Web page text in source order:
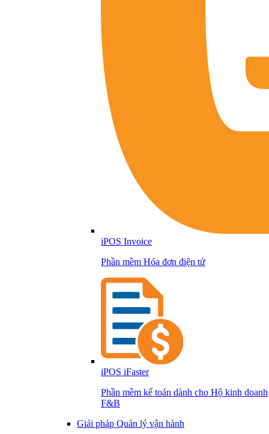
iPOS Invoice
Phần mềm Hóa đơn điện tử
iPOS iFaster
Phần mềm kế toán dành cho Hộ kinh doanh
F&B
Giải pháp Quản lý vận hành